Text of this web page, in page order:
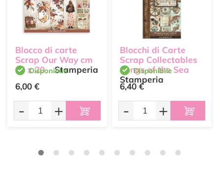
Blocco di carte
Scrap Our Way cm
20 x 20 Stamperia
Disponibile
6,00 €
- +
Blocchi di Carte
Scrap Collectables
Songs of the Sea
Stamperia
Disponibile
6,40 €
- +